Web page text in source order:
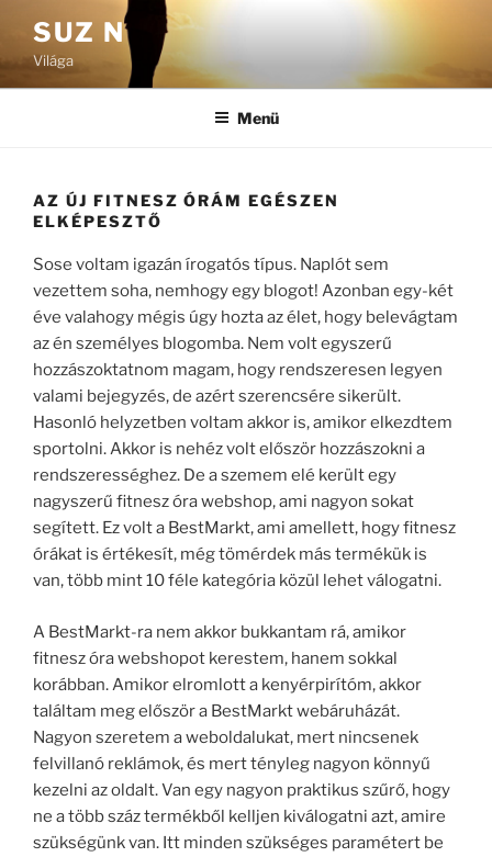
SUZ N
Világa
Menü
AZ ÚJ FITNESZ ÓRÁM EGÉSZEN
ELKÉPESZTŐ
Sose voltam igazán írogatós típus. Naplót sem
vezettem soha, nemhogy egy blogot! Azonban egy-két
éve valahogy mégis úgy hozta az élet, hogy belevágtam
az én személyes blogomba. Nem volt egyszerű
hozzászoktatnom magam, hogy rendszeresen legyen
valami bejegyzés, de azért szerencsére sikerült.
Hasonló helyzetben voltam akkor is, amikor elkezdtem
sportolni. Akkor is nehéz volt először hozzászokni a
rendszerességhez. De a szemem elé került egy
nagyszerű fitnesz óra webshop, ami nagyon sokat
segített. Ez volt a BestMarkt, ami amellett, hogy fitnesz
órákat is értékesít, még tömérdek más termékük is
van, több mint 10 féle kategória közül lehet válogatni.
A BestMarkt-ra nem akkor bukkantam rá, amikor
fitnesz óra webshopot kerestem, hanem sokkal
korábban. Amikor elromlott a kenyérpirítóm, akkor
találtam meg először a BestMarkt webáruházát.
Nagyon szeretem a weboldalukat, mert nincsenek
felvillanó reklámok, és mert tényleg nagyon könnyű
kezelni az oldalt. Van egy nagyon praktikus szűrő, hogy
ne a több száz termékből kelljen kiválogatni azt, amire
szükségünk van. Itt minden szükséges paramétert be